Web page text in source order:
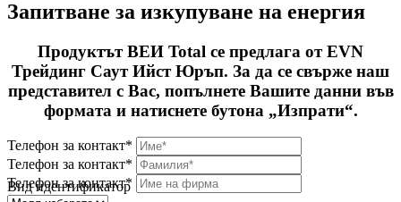
Запитване за изкупуване на енергия
Продуктът ВЕИ Total се предлага от EVN
Трейдинг Саут Ийст Юръп. За да се свърже наш
представител с Вас, попълнете Вашите данни във
формата и натиснете бутона „Изпрати“.
Телефон за контакт*
Телефон за контакт*
Телефон за контакт*
Вид идентификатор